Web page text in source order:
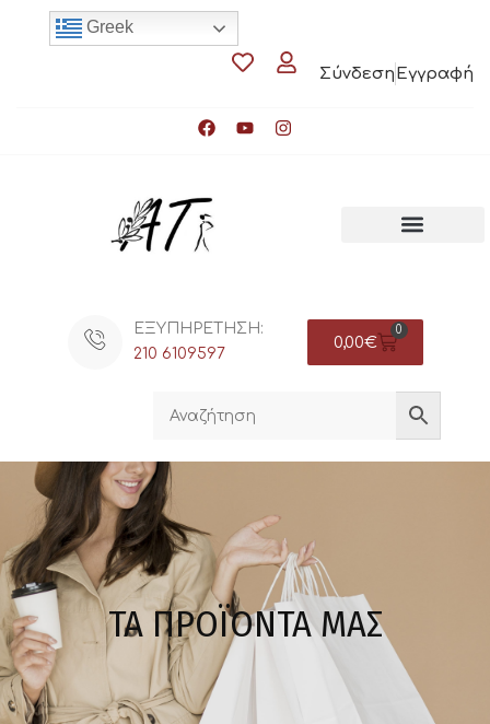
Σύνδεση Εγγραφή
Greek
ΕΞΥΠΗΡΕΤΗΣΗ:
210 6109597
0,00€
0
ΤΑ ΠΡΟΪΟΝΤΑ ΜΑΣ